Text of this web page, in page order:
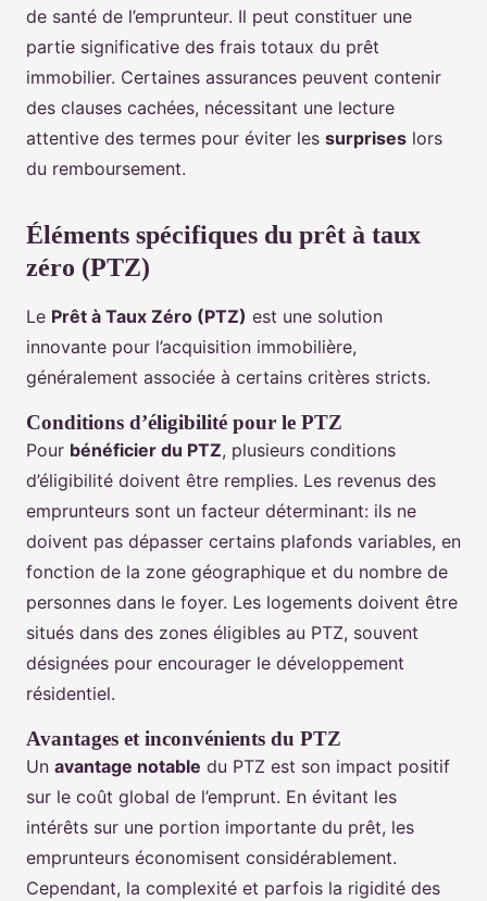
de santé de l’emprunteur. Il peut constituer une
partie significative des frais totaux du prêt
immobilier. Certaines assurances peuvent contenir
des clauses cachées, nécessitant une lecture
attentive des termes pour éviter les surprises lors
du remboursement.
Éléments spécifiques du prêt à taux
zéro (PTZ)
Le Prêt à Taux Zéro (PTZ) est une solution
innovante pour l’acquisition immobilière,
généralement associée à certains critères stricts.
Conditions d’éligibilité pour le PTZ
Pour bénéficier du PTZ, plusieurs conditions
d’éligibilité doivent être remplies. Les revenus des
emprunteurs sont un facteur déterminant: ils ne
doivent pas dépasser certains plafonds variables, en
fonction de la zone géographique et du nombre de
personnes dans le foyer. Les logements doivent être
situés dans des zones éligibles au PTZ, souvent
désignées pour encourager le développement
résidentiel.
Avantages et inconvénients du PTZ
Un avantage notable du PTZ est son impact positif
sur le coût global de l’emprunt. En évitant les
intérêts sur une portion importante du prêt, les
emprunteurs économisent considérablement.
Cependant, la complexité et parfois la rigidité des